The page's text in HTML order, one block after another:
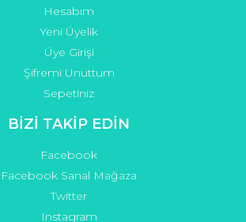
Hesabım
Yeni Üyelik
Üye Girişi
Şifremi Unuttum
Sepetiniz
BİZİ TAKİP EDİN
Facebook
Facebook Sanal Mağaza
Twitter
Instagram